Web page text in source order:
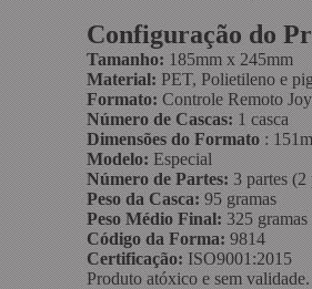
Configuração do
Tamanho:185mm x 245mm
Material:PET, Polietileno e
Formato:Controle Remoto
Número de Cascas:1 casca
Dimensões do Formato:
Modelo:Especial
Número de Partes:3 partes (2
Peso da Casca:95 gramas
Peso Médio Final:325 gramas
Código da Forma:9814
Certificação:ISO9001:2015
Produto atóxico e sem validade.